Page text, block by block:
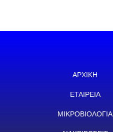
ΑΡΧΙΚΗ
ΕΤΑΙΡΕΙΑ
ΜΙΚΡΟΒΙΟΛΟΓΙΑ